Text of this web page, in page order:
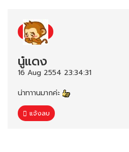
นู๋แดง
16 Aug 2554 23:34:31
น่าทาานมากค่ะ
แจ้งลบ